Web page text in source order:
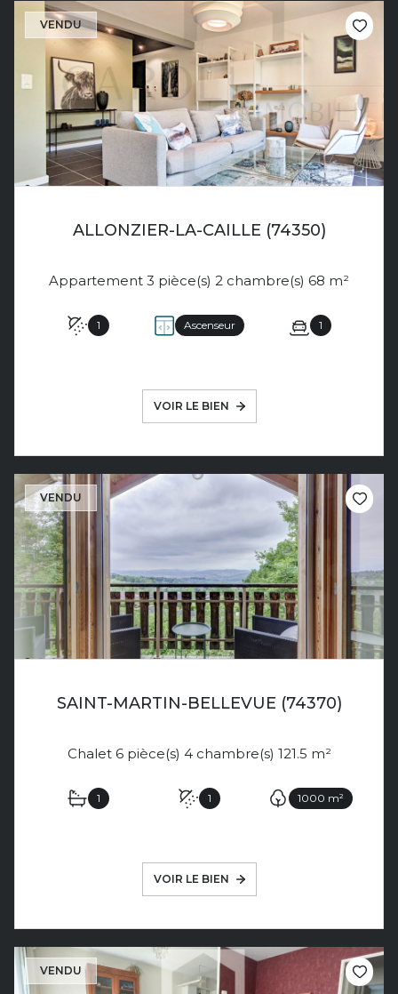
VENDU
ALLONZIER-LA-CAILLE (74350)
Appartement 3 pièce(s) 2 chambre(s) 68 m²
1 Ascenseur 1
VOIR LE BIEN
VENDU
SAINT-MARTIN-BELLEVUE (74370)
Chalet 6 pièce(s) 4 chambre(s) 121.5 m²
1 1 1000 m²
VOIR LE BIEN
VENDU